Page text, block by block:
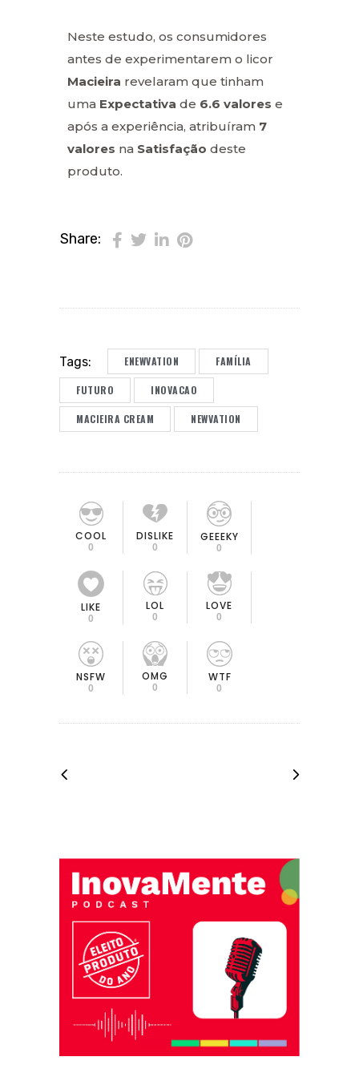
Neste estudo, os consumidores
antes de experimentarem o licor
Macieira revelaram que tinham
uma Expectativa de 6.6 valores e
após a experiência, atribuíram 7
valores na Satisfação deste
produto.
Share:
Tags: ENEWVATION FAMÍLIA
FUTURO INOVACAO
MACIEIRA CREAM NEWVATION
COOL
0
DISLIKE
0
GEEEKY
0
LIKE
0
LOL
0
LOVE
0
NSFW
0
OMG
0
WTF
0